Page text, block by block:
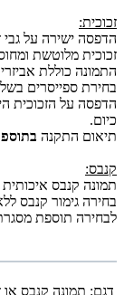
זכוכית:
הדפסה ישירה על
זכוכית מלוטשת
התמונה כוללת אביזרי תלייה-צפה (3 ס'מ
בחירת ספייסרים
כיום.
תיאום התקנה
קנבס:
תמונה קנבס
בחירה גימור קנבס
לבחירה תוספת
דגם: תמונה קנבס או